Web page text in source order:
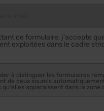
ce formulaire, j'accepte
exploitées dans le cadre
à distinguer les formulaires
de ceux soumis
qu'elles apparaissent dans la zone